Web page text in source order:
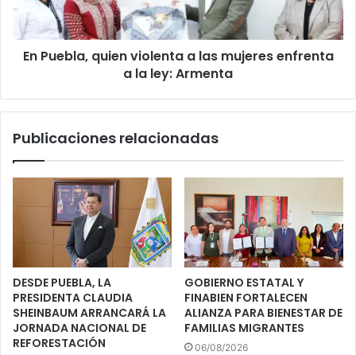
En Puebla, quien violenta a las mujeres enfrenta
a la ley: Armenta
Publicaciones relacionadas
DESDE PUEBLA, LA
PRESIDENTA CLAUDIA
SHEINBAUM ARRANCARÁ LA
JORNADA NACIONAL DE
REFORESTACIÓN
GOBIERNO ESTATAL Y
FINABIEN FORTALECEN
ALIANZA PARA BIENESTAR DE
FAMILIAS MIGRANTES
06/08/2026